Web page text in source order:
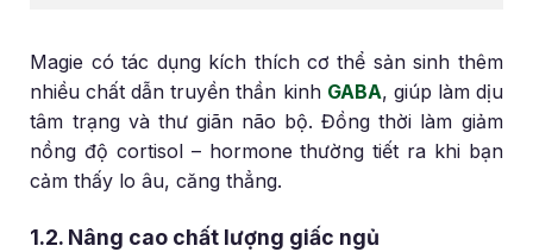
Magie có tác dụng kích thích cơ thể sản sinh thêm
nhiều chất dẫn truyền thần kinh GABA, giúp làm dịu
tâm trạng và thư giãn não bộ. Đồng thời làm giảm
nồng độ cortisol – hormone thường tiết ra khi bạn
cảm thấy lo âu, căng thẳng.
1.2. Nâng cao chất lượng giấc ngủ